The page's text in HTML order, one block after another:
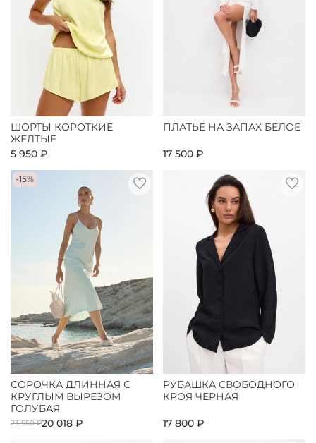
ШОРТЫ КОРОТКИЕ
ЖЕЛТЫЕ
5 950 ₽
ПЛАТЬЕ НА ЗАПАХ БЕЛОЕ
17 500 ₽
-15%
СОРОЧКА ДЛИННАЯ С
КРУГЛЫМ ВЫРЕЗОМ
ГОЛУБАЯ
23 550 ₽20 018 ₽
РУБАШКА СВОБОДНОГО
КРОЯ ЧЕРНАЯ
17 800 ₽